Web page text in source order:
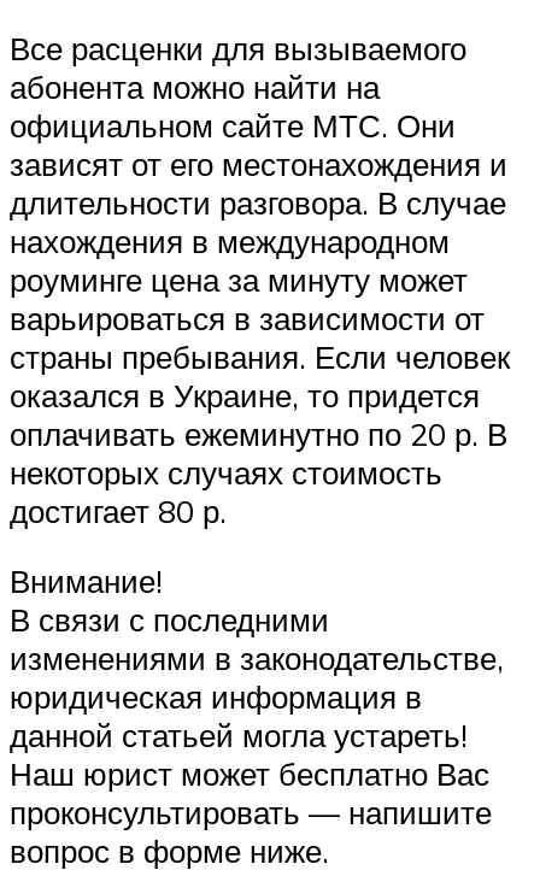
Все расценки для вызываемого
абонента можно найти на
официальном сайте МТС. Они
зависят от его местонахождения и
длительности разговора. В случае
нахождения в международном
роуминге цена за минуту может
варьироваться в зависимости от
страны пребывания. Если человек
оказался в Украине, то придется
оплачивать ежеминутно по 20 р. В
некоторых случаях стоимость
достигает 80 р.
Внимание!
В связи с последними
изменениями в законодательстве,
юридическая информация в
данной статьей могла устареть!
Наш юрист может бесплатно Вас
проконсультировать — напишите
вопрос в форме ниже.